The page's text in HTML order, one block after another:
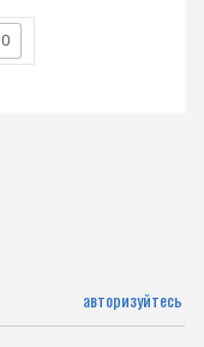
0
авторизуйтесь